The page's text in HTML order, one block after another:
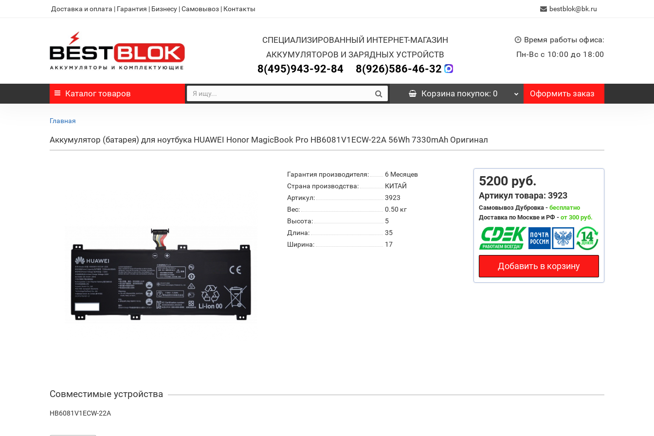
Доставка и оплата | Гарантия | Бизнесу |Самовывоз | Контакты bestblok@bk.ru
СПЕЦИАЛИЗИРОВАННЫЙ ИНТЕРНЕТ-МАГАЗИН
АККУМУЛЯТОРОВ И ЗАРЯДНЫХ УСТРОЙСТВ
8(495)943-92-84 8(926)586-46-32
Время работы офиса:
Пн-Вс с 10:00 до 18:00
Каталог товаров Корзина покупок: 0 Оформить заказ
Главная
Аккумулятор (батарея) для ноутбука HUAWEI Honor MagicBook Pro HB6081V1ECW-22A 56Wh 7330mAh Оригинал
Гарантия производителя:
6 Месяцев
Страна производства:
КИТАЙ
Артикул:
3923
Вес:
0.50 кг
Высота:
5
Длина:
35
Ширина:
17
5200 руб.
Артикул товара: 3923
Самовывоз Дубровка - бесплатно
Доставка по Москве и РФ - от 300 руб.
Добавить в корзину
Совместимые устройства
HB6081V1ECW-22A